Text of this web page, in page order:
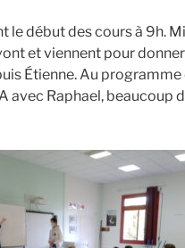
le début des cours à 9h.
et viennent pour
Étienne. Au
Raphael, beaucoup